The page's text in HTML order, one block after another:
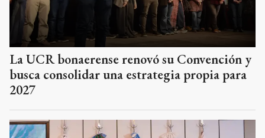
La UCR bonaerense renovó su Convención y
busca consolidar una estrategia propia para
2027